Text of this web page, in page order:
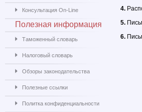
4.
5.
6.
Консультация On-Line
Полезная информация
Таможенный словарь
Налоговый словарь
Обзоры законодательства
Полезные ссылки
Политка конфиденциальности